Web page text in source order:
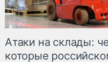
Атаки на склады:
которые